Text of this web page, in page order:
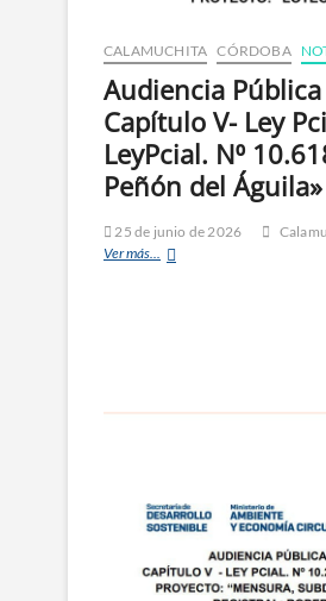
CALAMUCHITA CÓRDOBA
Audiencia
Capítulo V- Ley
LeyPcial. N⁰
Peñón del Águila»
25 de junio de 2026
Ver más...